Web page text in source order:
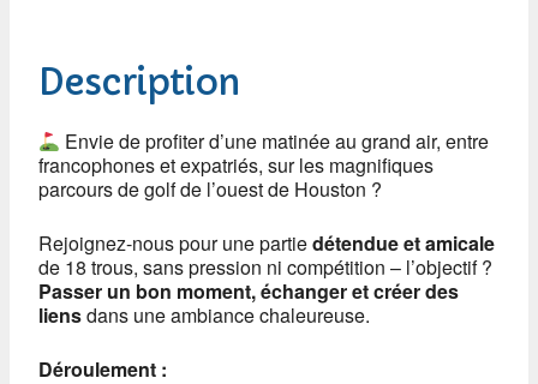
Description
Envie de profiter d’une matinée au grand air, entre
francophones et expatriés, sur les magnifiques
parcours de golf de l’ouest de Houston ?
Rejoignez-nous pour une partiedétendue et amicale
de 18 trous, sans pression ni compétition – l’objectif ?
Passer un bon moment, échanger et créer des
liensdans une ambiance chaleureuse.
Déroulement :